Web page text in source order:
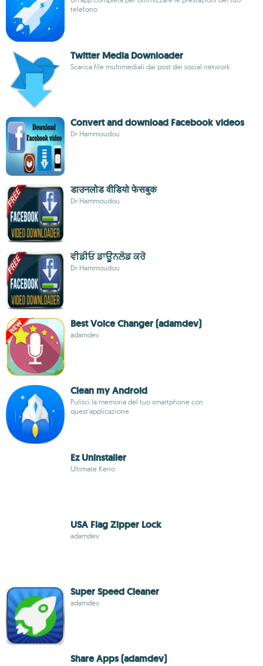
telefono
Twitter Media Downloader
Scarica file multimediali dai post dei social network
Convert and download Facebook videos
Dr Hammoudou
डाउनलोड वीडियो फेसबुक
Dr Hammoudou
ਵੀਡੀਓ ਡਾਊਨਲੋਡ ਕਰੋ
Dr Hammoudou
Best Voice Changer (adamdev)
adamdev
Clean my Android
Pulisci la memoria del tuo smartphone con
quest'applicazione
Ez Uninstaller
Ultimate Keno
USA Flag Zipper Lock
adamdev
Super Speed Cleaner
adamdev
Share Apps (adamdev)